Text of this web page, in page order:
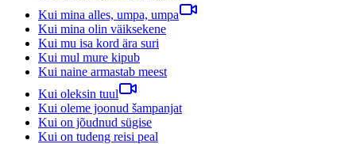
Kui mina alles, umpa, umpa
Kui mina olin väiksekene
Kui mu isa kord ära suri
Kui mul mure kipub
Kui naine armastab meest
Kui oleksin tuul
Kui oleme joonud šampanjat
Kui on jõudnud sügise
Kui on tudeng reisi peal